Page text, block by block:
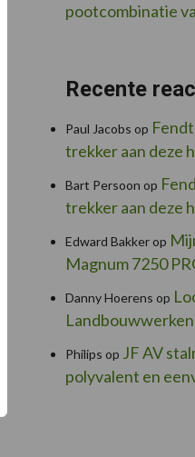
pootcombinatie
Recente
Paul Jacobs op
trekker aan deze
Bart Persoon op
trekker aan deze
Edward Bakkerop
Magnum 7250
Danny Hoerens op
Philips op JF AV
polyvalent en